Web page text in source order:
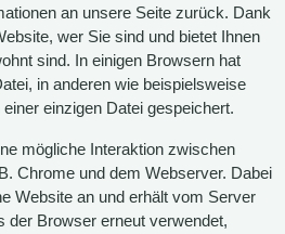
an unsere Seite zurück. Dank
wer Sie sind und bietet Ihnen
sind. In einigen Browsern hat
in anderen wie beispielsweise
einzigen Datei gespeichert.
mögliche Interaktion zwischen
Chrome und dem Webserver. Dabei
Website an und erhält vom Server
der Browser erneut verwendet,